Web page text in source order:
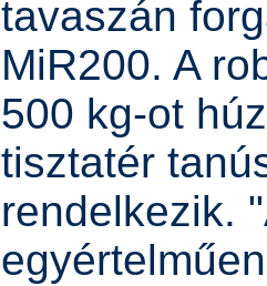
tavaszán
MiR200. A
500 kg-ot
tisztatér
rendelkezik.